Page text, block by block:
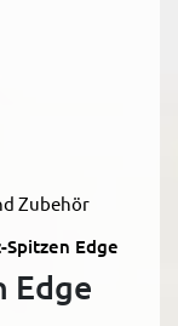
Zubehör
Spitzen Edge
Edge